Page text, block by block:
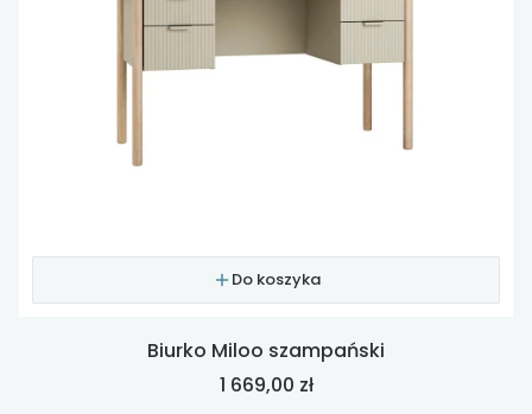
Do koszyka
Biurko Miloo szampański
Cena
1 669,00 zł